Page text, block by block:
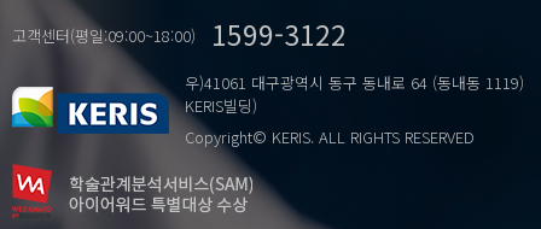
고객센터(평일:09:00~18:00) 1599-3122
우)41061 대구광역시 동구 동내로 64 (동내동 1119)
KERIS빌딩)
Copyright© KERIS. ALL RIGHTS RESERVED